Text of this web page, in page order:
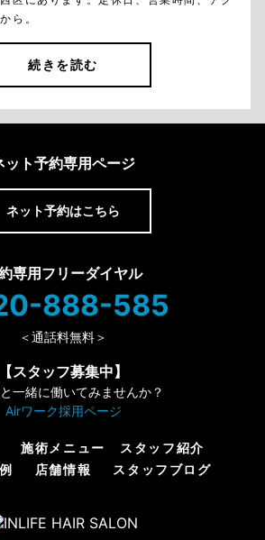
ら。
続きを読む
ット予約専用ページ
ネット予約はこちら
専用フリーダイヤル
888-585
＜通話料無料＞
【スタッフ募集中】
一緒に働いてみませんか？
Airワーク採用ページ
施術メニュー
スタッフ紹介
店舗情報 スタッフブログ